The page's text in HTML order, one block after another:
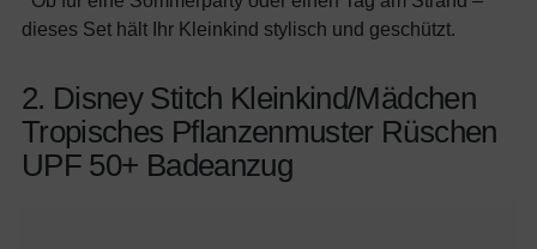
dieses Set hält Ihr Kleinkind stylisch und geschützt.
2. Disney Stitch Kleinkind/Mädchen
Tropisches Pflanzenmuster Rüschen
UPF 50+ Badeanzug